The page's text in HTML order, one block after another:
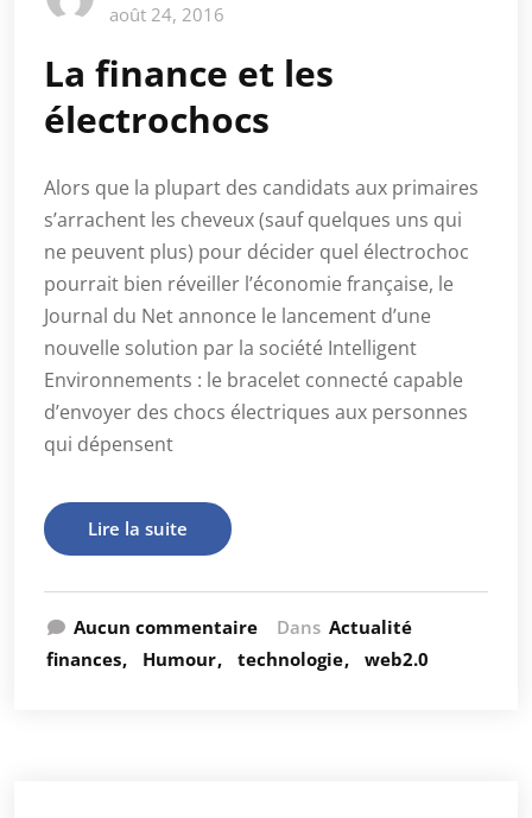
août 24, 2016
La finance et les
électrochocs
Alors que la plupart des candidats aux primaires
s’arrachent les cheveux (sauf quelques uns qui
ne peuvent plus) pour décider quel électrochoc
pourrait bien réveiller l’économie française, le
Journal du Net annonce le lancement d’une
nouvelle solution par la société Intelligent
Environnements : le bracelet connecté capable
d’envoyer des chocs électriques aux personnes
qui dépensent
Lire la suite
Aucun commentaire Dans Actualité
finances
Humour technologie web2.0